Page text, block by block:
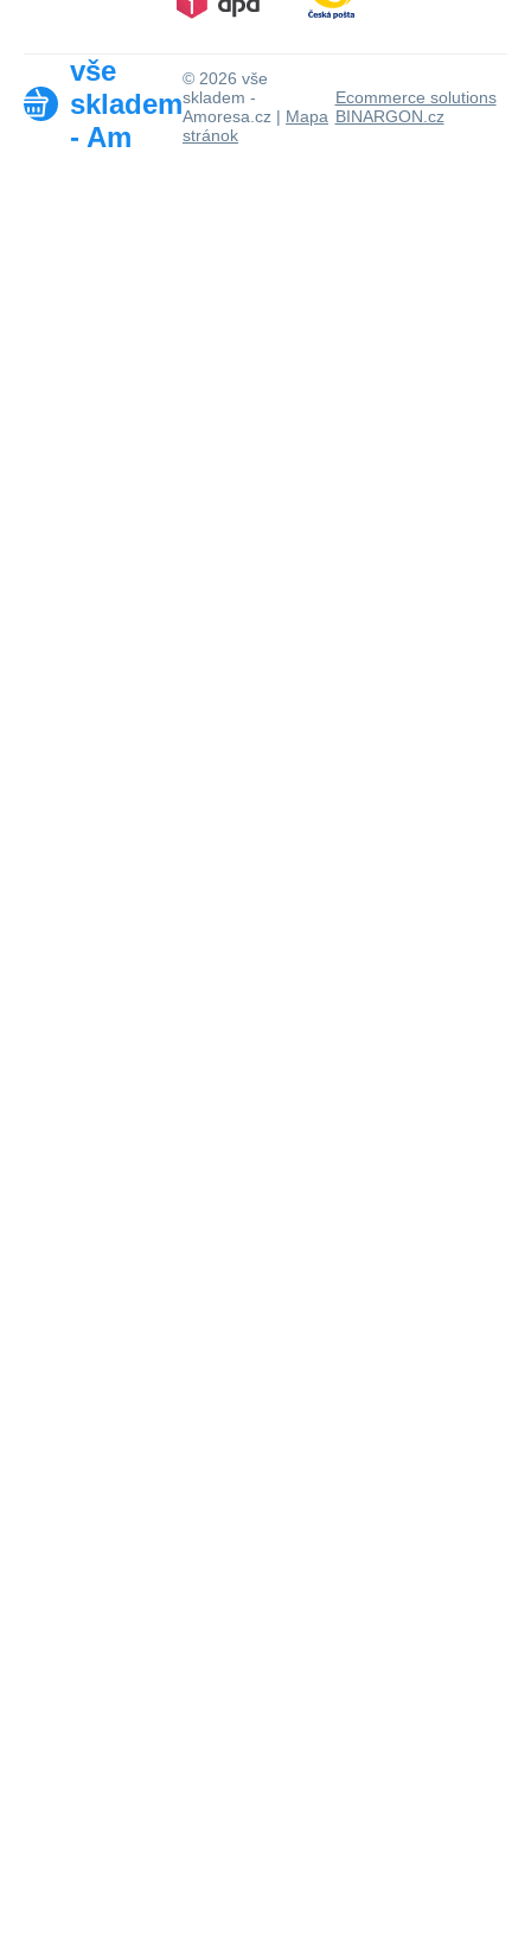
vše
skladem
- Am
© 2026 vše
skladem -
Amoresa.cz | Mapa
stránok
Ecommerce solutions
BINARGON.cz